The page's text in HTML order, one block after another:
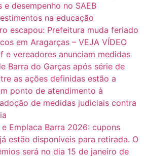
e desempenho no SAEB
na educação
escapou: Prefeitura muda feriado
em Aragarças – VEJA VÍDEO
e vereadores anunciam medidas
Barra do Garças após série de
as ações definidas estão a
ponto de atendimento à
de medidas judiciais contra
e Emplaca Barra 2026: cupons
estão disponíveis para retirada. O
será no dia 15 de janeiro de